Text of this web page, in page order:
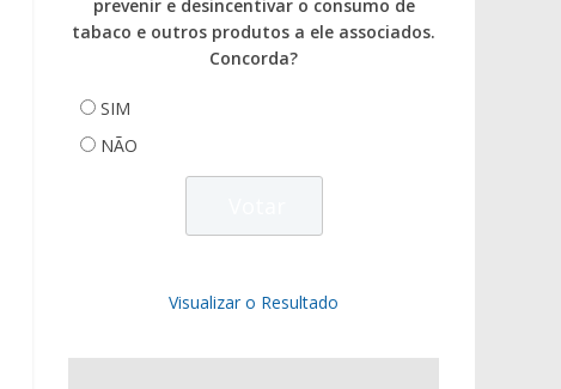
prevenir e desincentivar o consumo de
tabaco e outros produtos a ele associados.
Concorda?
SIM
NÃO
Visualizar o Resultado